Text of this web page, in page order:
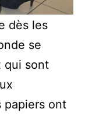
dès les
se
qui sont
papiers ont